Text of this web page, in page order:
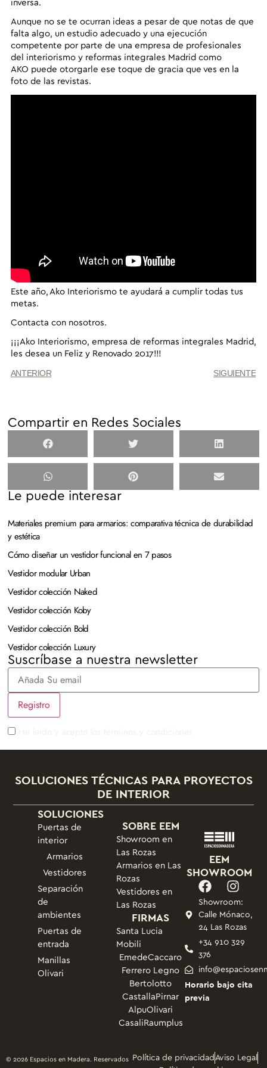
inversa.
Aunque no se te ocurran ideas a pesar de que notas de que
falta algo, un estudio adecuado y una ejecución
competente por parte de una empresa de profesionales
del interiorismo y reformas integrales Madrid como
AKO puede otorgarle ese toque de gracia que ves en la
foto de las revistas.
Este año, Ako Interiorismo te ayudará a cumplir todas tus
metas.
Contacta con nosotros.
¡¡¡Ako Interiorismo, empresa de reformas integrales Madrid,
les desea un Feliz y Renovado 2017!!!
ANTERIOR
SIGUIENTE
Compartir en Redes Sociales
Le puede interesar
Materiales premium para armarios: comparativa técnica de durabilidad
y estética
Cómo diseñar un vestidor funcional en 7 pasos
Vestidor modular Urban
Vestidor colección Naked
Vestidor colección Koby
Vestidor colección Bold
Vestidor colección Luxury
Suscríbase a nuestra newsletter
SOLUCIONES TÉCNICAS PARA PROYECTOS
DE INTERIOR
SOLUCIONES
Puertas de
interior
Armarios
Vestidores
Separación
de
ambientes
Puertas de
entrada
Manillas
Olivari
SOBRE EEM
Showroom en
Las Rozas
Armarios en Las
Rozas
Vestidores en
Las Rozas
FIRMAS
Santa Lucia
Mobili
EmedeCaccaro
Ferrero Legno
Bertolotto
CastallaPirnar
AlpuOlivari
CasaliRaumplus
EEM
SHOWROOM
Showroom:
Calle Mónaco,
24 Las Rozas
+34 910 329
376
Horario bajo cita
previa
© 2026 Espacios en Madera. Reservados
Política de privacidad Aviso Legal